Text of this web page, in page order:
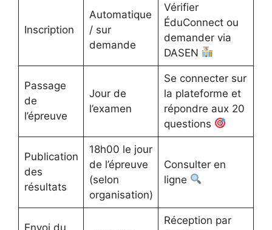
Inscription
Automatique
/ sur
demande
Vérifier
ÉduConnect ou
demander via
DASEN
Passage
de
l’épreuve
Jour de
l’examen
Se connecter sur
la plateforme et
répondre aux 20
questions
Publication
des
résultats
18h00 le jour
de l’épreuve
(selon
organisation)
Consulter en
ligne
Envoi du
Réception par